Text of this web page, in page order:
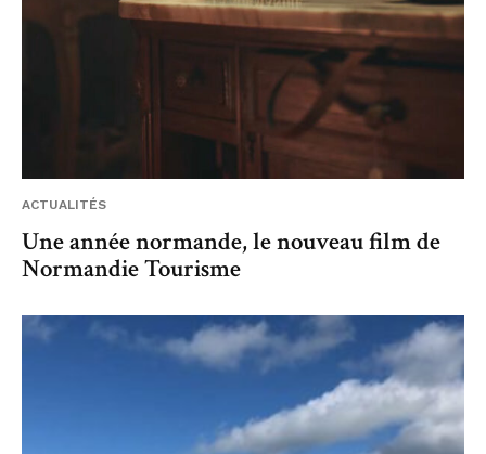
ACTUALITÉS
Une année normande, le nouveau film de
Normandie Tourisme